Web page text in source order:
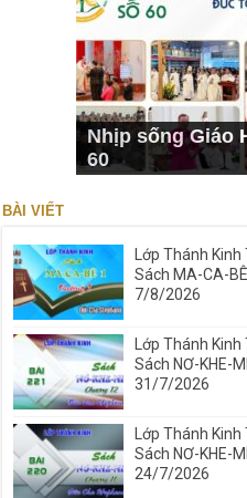
Nhịp sống Giáo
60
BÀI VIẾT
Lớp Thánh
Sách MA-CA-
7/8/2026
Lớp Thánh
Sách NƠ-KHE-
31/7/2026
Lớp Thánh Kinh
Sách NƠ-KHE-
24/7/2026